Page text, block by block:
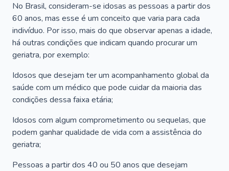
No Brasil, consideram-se idosas as pessoas a partir dos
60 anos, mas esse é um conceito que varia para cada
indivíduo. Por isso, mais do que observar apenas a idade,
há outras condições que indicam quando procurar um
geriatra, por exemplo:
Idosos que desejam ter um acompanhamento global da
saúde com um médico que pode cuidar da maioria das
condições dessa faixa etária;
Idosos com algum comprometimento ou sequelas, que
podem ganhar qualidade de vida com a assistência do
geriatra;
Pessoas a partir dos 40 ou 50 anos que desejam